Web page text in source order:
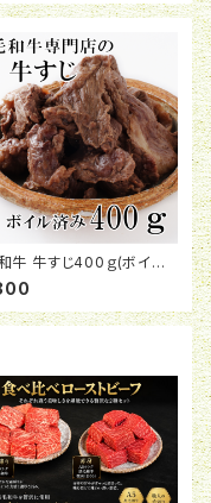
牛 牛すじ400ｇ(ボイル